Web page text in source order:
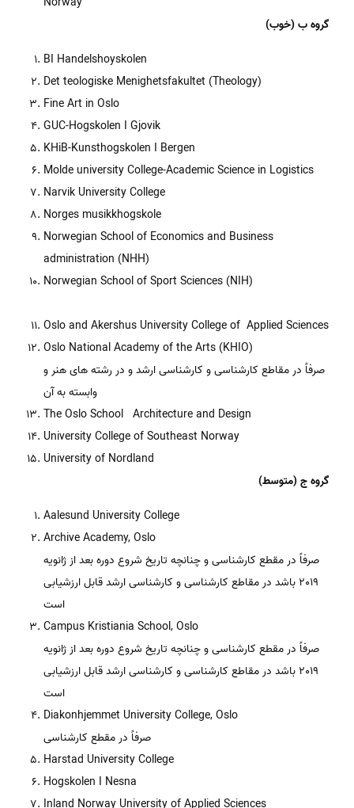
گروه ب (خوب)
BI Handelshoyskolen
Det teologiske Menighetsfakultet (Theology)
Fine Art in Oslo
GUC-Hogskolen I Gjovik
KHiB-Kunsthogskolen I Bergen
Molde university College-Academic Science in Logistics
Narvik University College
Norges musikkhogskole
Norwegian School of Economics and Business
administration (NHH)
Norwegian School of Sport Sciences (NIH)
Oslo and Akershus University College of Applied Sciences
Oslo National Academy of the Arts (KHIO)
صرفاً در مقاطع کارشناسی و کارشناسی ارشد و در رشته های هنر و
وابسته به آن
The Oslo School Architecture and Design
University College of Southeast Norway
University of Nordland
گروه ج (متوسط)
Aalesund University College
Archive Academy, Oslo
صرفاً در مقطع کارشناسی و چنانچه تاریخ شروع دوره بعد از ژانویه
2019 باشد در مقاطع کارشناسی و کارشناسی ارشد قابل ارزشیابی
است
Campus Kristiania School, Oslo
صرفاً در مقطع کارشناسی و چنانچه تاریخ شروع دوره بعد از ژانویه
2019 باشد در مقاطع کارشناسی و کارشناسی ارشد قابل ارزشیابی
است
Diakonhjemmet University College, Oslo
Harstad University College
Hogskolen I Nesna
Inland Norway University of Applied Sciences